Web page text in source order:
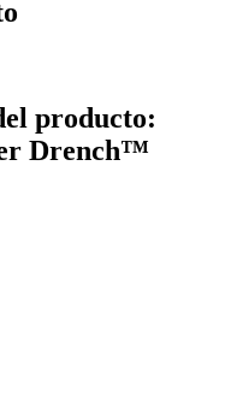
producto:
Drench™